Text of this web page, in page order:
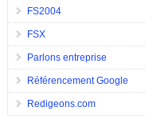
FS2004
FSX
Parlons entreprise
Référencement Google
Redigeons.com